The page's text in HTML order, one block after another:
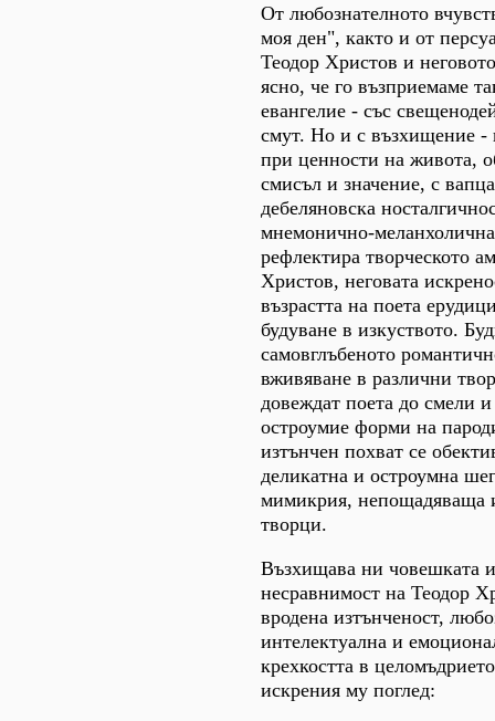
От любознателното
моя ден", както и от
Теодор Христов и
ясно, че го възприемаме
евангелие - със
смут. Но и с възхищение -
при ценности на живота,
смисъл и значение, с
дебеляновска
мнемонично-
рефлектира творческото
Христов, неговата
възрастта на поета
будуване в изкуството.
самовглъбеното
вживяване в различни
довеждат поета до смели
остроумие форми на
изтънчен похват се
деликатна и остроумна
мимикрия, непощадяваща
творци.
Възхищава ни човешката
несравнимост на Теодор
вродена изтънченост,
интелектуална и
крехкостта в
искрения му поглед: